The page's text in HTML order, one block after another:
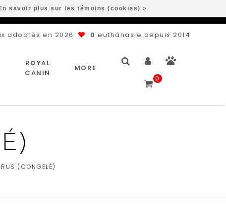
adoptés en 2026 0 euthanasie depuis 2014
ROYAL
CANIN
MORE
0
(CONGELÉ)
savoir plus sur les témoins (cookies) »